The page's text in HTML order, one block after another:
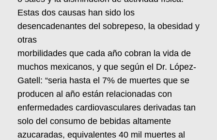
Estas dos causas han sido los
desencadenantes del sobrepeso, la obesidad y
otras
morbilidades que cada año cobran la vida de
muchos mexicanos, y que según el Dr. López-
Gatell: “seria hasta el 7% de muertes que se
producen al año están relacionadas con
enfermedades cardiovasculares derivadas tan
solo del consumo de bebidas altamente
azucaradas, equivalentes 40 mil muertes al